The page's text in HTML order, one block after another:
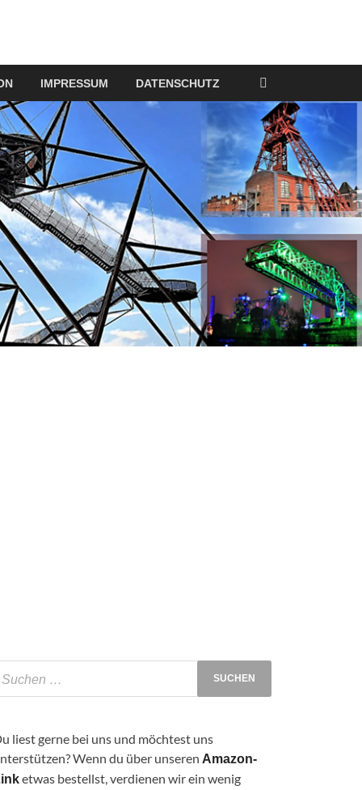
IMPRESSUM DATENSCHUTZ
liest gerne bei uns und möchtest uns
Wenn du über unseren Amazon-
etwas bestellst, verdienen wir ein wenig